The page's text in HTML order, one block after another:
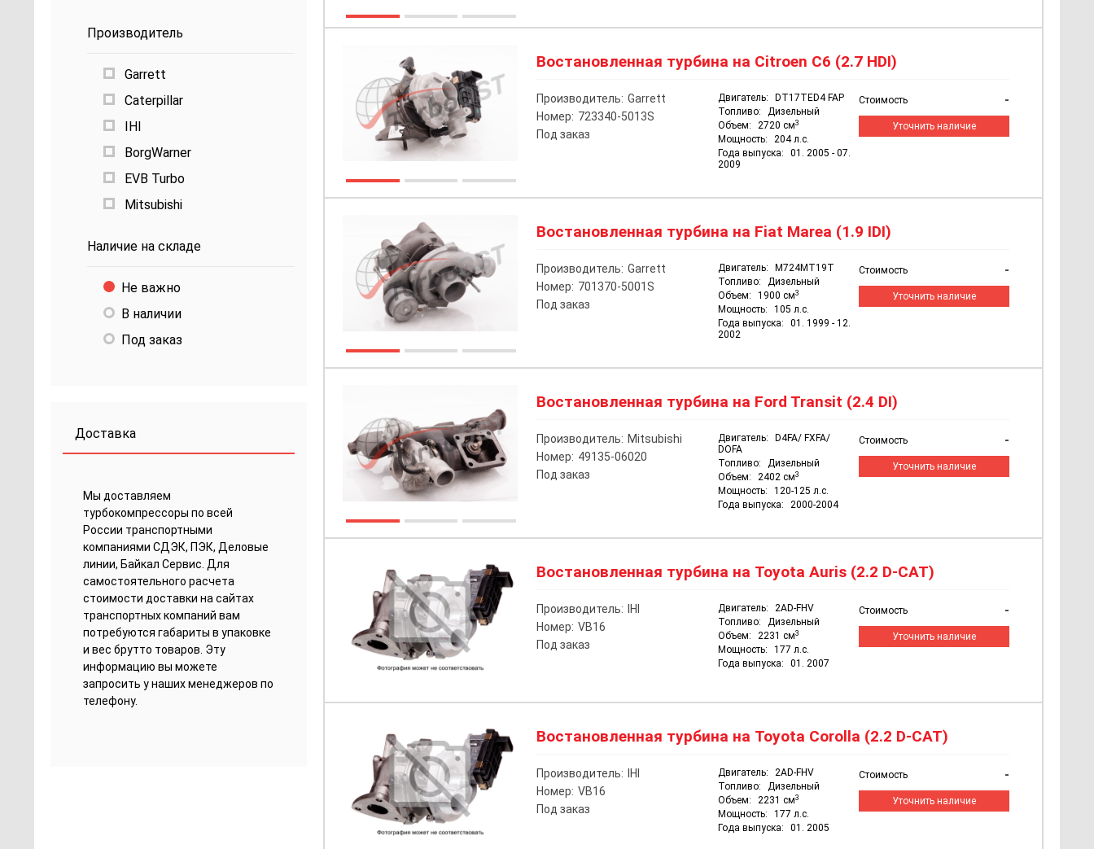
Производитель
Garrett
Caterpillar
IHI
BorgWarner
EVB Turbo
Mitsubishi
Наличие на складе
Не важно
В наличии
Под заказ
Доставка
Мы доставляем
турбокомпрессоры по всей
России транспортными
компаниями СДЭК, ПЭК, Деловые
линии, Байкал Сервис. Для
самостоятельного расчета
стоимости доставки на сайтах
транспортных компаний вам
потребуются габариты в упаковке
и вес брутто товаров. Эту
информацию вы можете
запросить у наших менеджеров по
телефону.
Востановленная турбина на Citroen C6 (2.7 HDI)
Производитель: Garrett
Номер: 723340-5013S
Под заказ
Двигатель:
DT17TED4 FAP
Топливо:
Дизельный
Объем:
2720 см3
Мощность:
204 л.с.
Года выпуска:
01. 2005 - 07.
2009
Стоимость -
Уточнить наличие
Востановленная турбина на Fiat Marea (1.9 IDI)
Производитель: Garrett
Номер: 701370-5001S
Под заказ
Двигатель:
M724MT19T
Топливо:
Дизельный
Объем:
1900 см3
Мощность:
105 л.с.
Года выпуска:
01. 1999 - 12.
2002
Стоимость -
Уточнить наличие
Востановленная турбина на Ford Transit (2.4 DI)
Производитель: Mitsubishi
Номер: 49135-06020
Под заказ
Двигатель:
D4FA/ FXFA/
DOFA
Топливо:
Дизельный
Объем:
2402 см3
Мощность:
120-125 л.с.
Года выпуска:
2000-2004
Стоимость -
Уточнить наличие
Востановленная турбина на Toyota Auris (2.2 D-CAT)
Производитель:
IHI
Номер: VB16
Под заказ
Двигатель:
2AD-FHV
Топливо:
Дизельный
Объем:
2231 см3
Мощность:
177 л.с.
Года выпуска:
01. 2007
Стоимость -
Уточнить наличие
Востановленная турбина на Toyota Corolla (2.2 D-CAT)
Производитель:
IHI
Номер: VB16
Под заказ
Двигатель:
2AD-FHV
Топливо:
Дизельный
Объем:
2231 см3
Мощность:
177 л.с.
Года выпуска:
01. 2005
Стоимость -
Уточнить наличие